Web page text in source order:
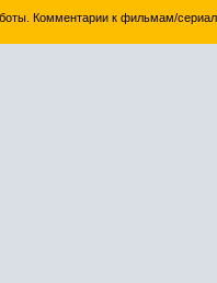
Комментарии к фильмам/